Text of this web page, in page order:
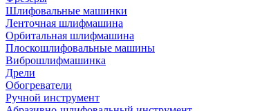
Шлифовальные машинки
Ленточная шлифмашина
Орбитальная шлифмашина
Плоскошлифовальные машины
Виброшлифмашинка
Дрели
Обогреватели
Ручной инструмент